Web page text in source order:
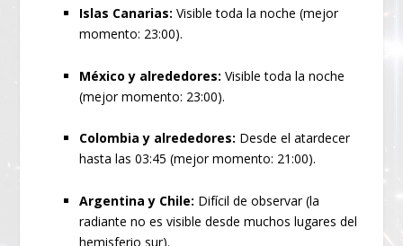
Islas Canarias: Visible toda la noche (mejor
momento: 23:00).
México y alrededores: Visible toda la noche
(mejor momento: 23:00).
Colombia y alrededores: Desde el atardecer
hasta las 03:45 (mejor momento: 21:00).
Argentina y Chile: Difícil de observar (la
radiante no es visible desde muchos lugares del
hemisferio sur).